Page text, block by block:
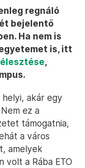
regnáló
bejelentő
Ha nem is
is, itt
,
akár egy
ez a
támogatnia,
a város
amelyek
volt a Rába ETO